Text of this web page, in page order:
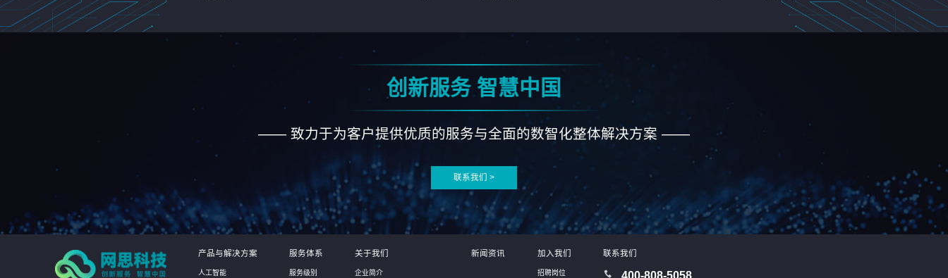
创新服务 智慧中国
—— 致力于为客户提供优质的服务与全面的数智化整体解决方案 ——
联系我们 >
产品与解决方案
人工智能
服务体系
服务级别
关于我们
企业简介
新闻资讯 加入我们
招聘岗位
联系我们
400-808-5058